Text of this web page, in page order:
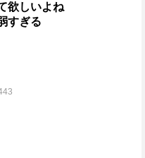
欲しいよね
すぎる